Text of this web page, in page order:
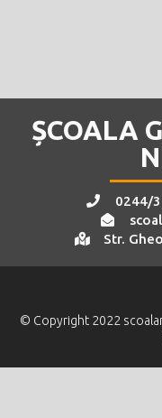
ȘCOALA
0244/
Str.
© Copyright 2022